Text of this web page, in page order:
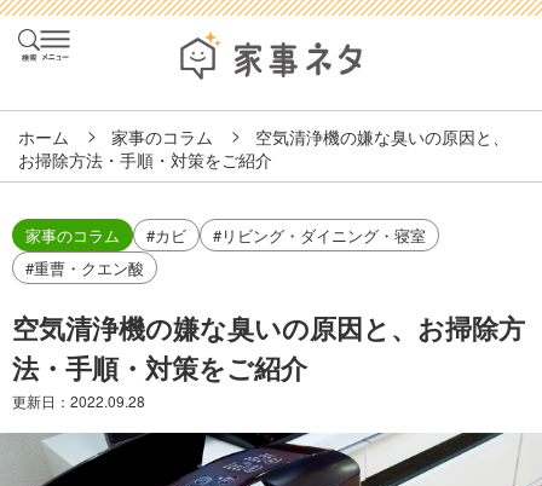
ホーム 家事のコラム
空気清浄機の嫌な臭いの原因と、
お掃除方法・手順・対策をご紹介
家事のコラム #カビ
#リビング・ダイニング・寝室
#重曹・クエン酸
空気清浄機の嫌な臭いの原因と、お掃除方
法・手順・対策をご紹介
更新日： 2022.09.28